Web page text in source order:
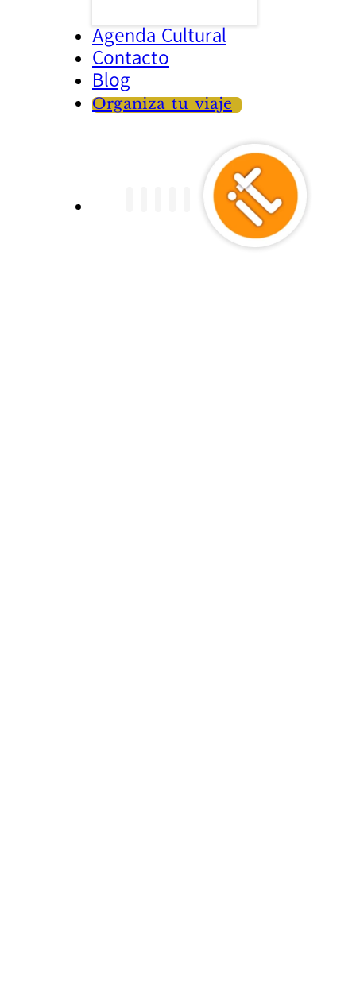
Agenda Cultural
Contacto
Blog
Organiza tu viaje